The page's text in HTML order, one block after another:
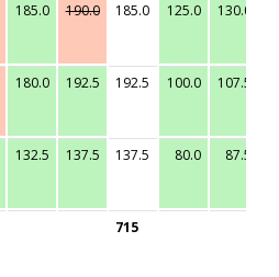
185.0 190.0 185.0 125.0 130.0
180.0 192.5 192.5 100.0 107.5
132.5 137.5 137.5 80.0 87.5
715